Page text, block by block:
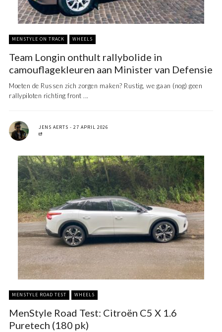
MENSTYLE ON TRACK WHEELS
Team Longin onthult rallybolide in
camouflagekleuren aan Minister van Defensie
Moeten de Russen zich zorgen maken? Rustig, we gaan (nog) geen
rallypiloten richting front ...
JENS AERTS 27 APRIL 2026
MENSTYLE ROAD TEST WHEELS
MenStyle Road Test: Citroën C5 X 1.6
Puretech (180 pk)